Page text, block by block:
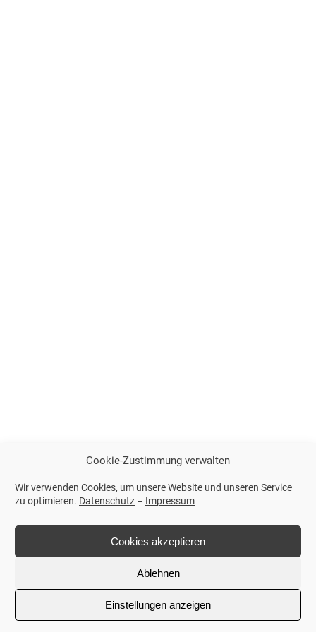
Cookie-Zustimmung verwalten
Wir verwenden Cookies, um unsere Website und unseren Service
zu optimieren. Datenschutz – Impressum
Cookies akzeptieren
Ablehnen
Einstellungen anzeigen